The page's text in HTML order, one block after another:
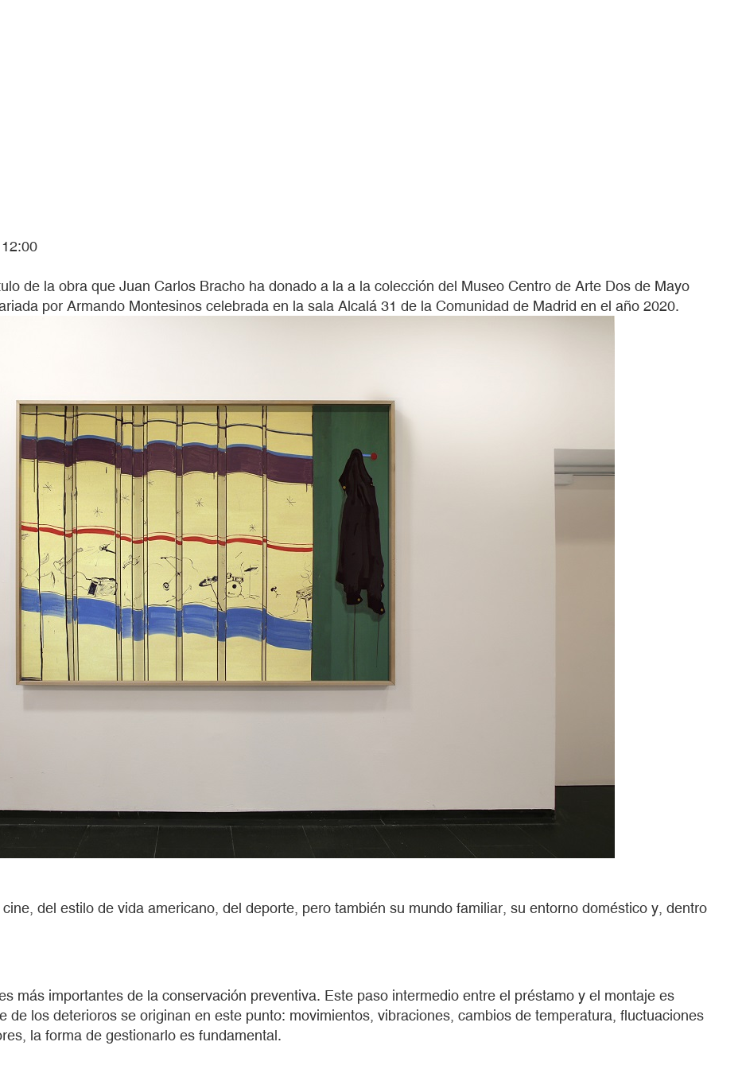
de la obra que Juan Carlos Bracho ha donado a la a la colección del Museo Centro de Arte Dos de Mayo
por Armando Montesinos celebrada en la sala Alcalá 31 de la Comunidad de Madrid en el año 2020.
del estilo de vida americano, del deporte, pero también su mundo familiar, su entorno doméstico y, dentro
más importantes de la conservación preventiva. Este paso intermedio entre el préstamo y el montaje es
de los deterioros se originan en este punto: movimientos, vibraciones, cambios de temperatura, fluctuaciones
la forma de gestionarlo es fundamental.